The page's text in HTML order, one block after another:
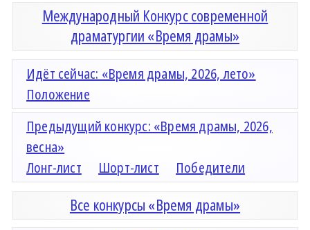
Международный Конкурс современной
драматургии «Время драмы»
Идёт сейчас: «Время драмы, 2026, лето»
Положение
Предыдущий конкурс: «Время драмы, 2026,
весна»
Лонг-лист
Шорт-лист Победители
Все конкурсы «Время драмы»